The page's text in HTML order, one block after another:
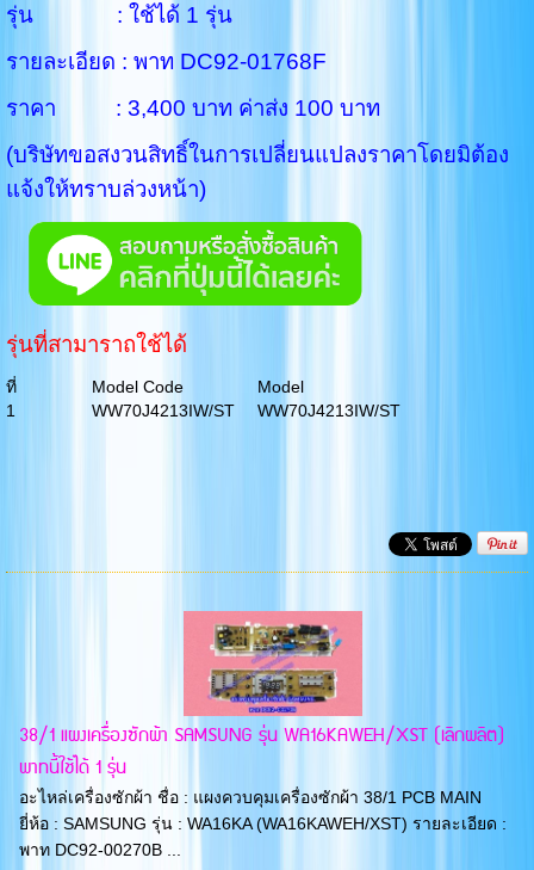
รุ่น : ใช้ได้ 1 รุ่น
รายละเอียด : พาท DC92-01768F
ราคา : 3,400 บาท ค่าส่ง 100 บาท
(บริษัทขอสงวนสิทธิ์ในการเปลี่ยนแปลงราคาโดยมิต้อง
แจ้งให้ทราบล่วงหน้า)
รุ่นที่สามาราถใช้ได้
ที่ Model Code
Model
1
WW70J4213IW/ST WW70J4213IW/ST
38/1 แผงเครื่องซักผ้า SAMSUNG รุ่น WA16KAWEH/XST (เลิกผลิต)
พาทนี้ใช้ได้ 1 รุ่น
อะไหล่เครื่องซักผ้า ชื่อ : แผงควบคุมเครื่องซักผ้า 38/1 PCB MAIN
ยี่ห้อ : SAMSUNG รุ่น : WA16KA (WA16KAWEH/XST) รายละเอียด :
พาท DC92-00270B ...